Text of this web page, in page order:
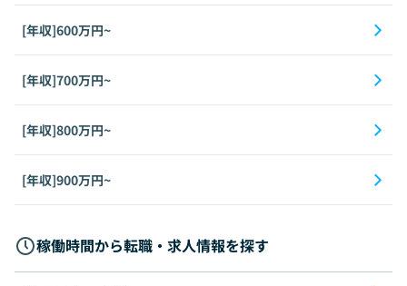
[年収]600万円~
[年収]700万円~
[年収]800万円~
[年収]900万円~
稼働時間から転職・求人情報を探す